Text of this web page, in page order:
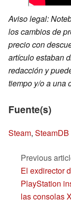
Aviso legal:
los cambios de
precio con
artículo estaban
redacción y
tiempo y/o a una
Fuente(s)
Steam, SteamDB
Previous
El exdirector
PlayStation
las consolas